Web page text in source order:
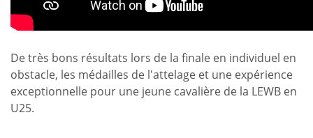
De très bons résultats lors de la finale en individuel en
obstacle, les médailles de l'attelage et une expérience
exceptionnelle pour une jeune cavalière de la LEWB en
U25.